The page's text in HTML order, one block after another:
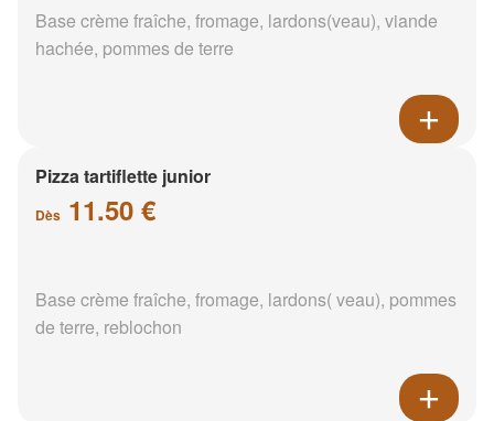
Base crème fraîche, fromage, lardons(veau), viande
hachée, pommes de terre
Pizza tartiflette junior
Dès 11.50 €
Base crème fraîche, fromage, lardons( veau), pommes
de terre, reblochon